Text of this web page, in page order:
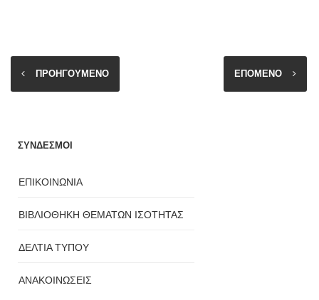
ΠΡΟΗΓΟΥΜΕΝΟ ΕΠΟΜΕΝΟ
ΣΥΝΔΕΣΜΟΙ
ΕΠΙΚΟΙΝΩΝΙΑ
ΒΙΒΛΙΟΘΗΚΗ ΘΕΜΑΤΩΝ ΙΣΟΤΗΤΑΣ
ΔΕΛΤΙΑ ΤΥΠΟΥ
ΑΝΑΚΟΙΝΩΣΕΙΣ